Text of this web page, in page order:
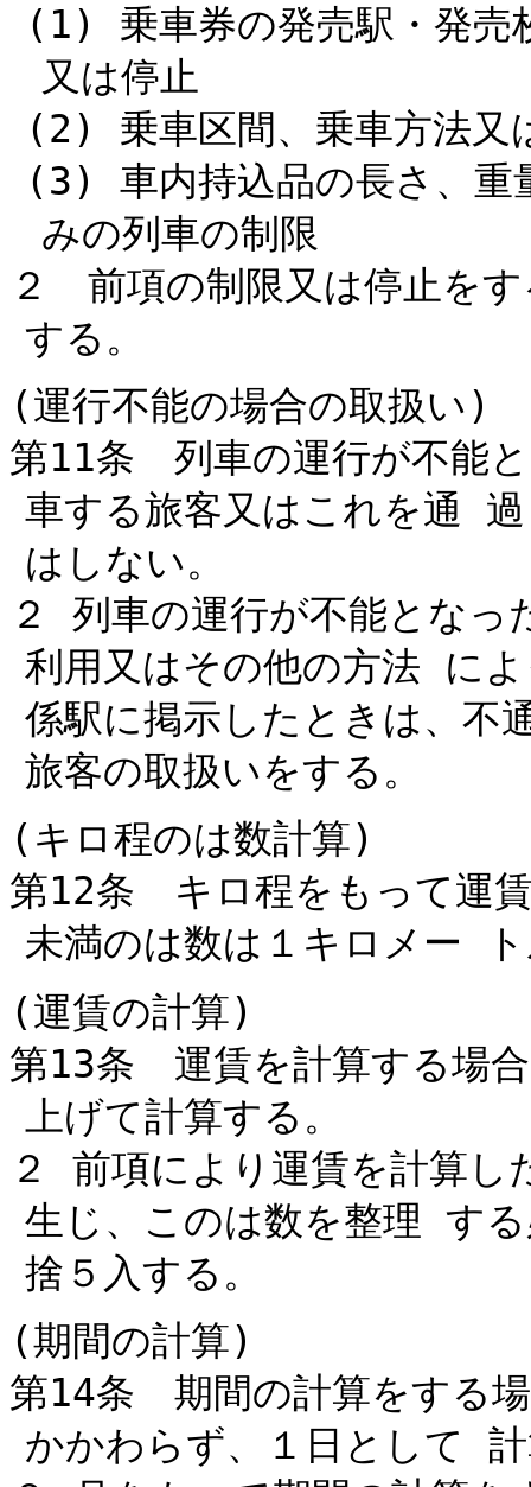
(1) 乗車券の発売駅・発売
又は停止
(2) 乗車区間、乗車方法又
(3) 車内持込品の長さ、重
みの列車の制限
２ 前項の制限又は停止を
する。
(運行不能の場合の取扱い)
第11条 列車の運行が不能
車する旅客又はこれを通
はしない。
２ 列車の運行が不能となっ
利用又はその他の方法 に
係駅に掲示したときは、不
旅客の取扱いをする。
(キロ程のは数計算)
第12条 キロ程をもって運
未満のは数は１キロメー
(運賃の計算)
第13条 運賃を計算する場
上げて計算する。
２ 前項により運賃を計算し
生じ、このは数を整理 す
捨５入する。
(期間の計算)
第14条 期間の計算をする
かかわらず、１日として